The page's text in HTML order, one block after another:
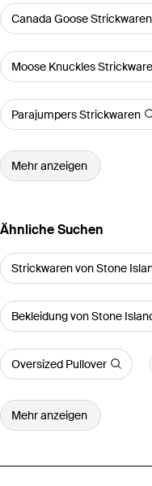
Canada Goose Strickwaren
Moose Knuckles
Parajumpers Strickwaren
Mehr anzeigen
Ähnliche Suchen
Strickwaren von Stone
Bekleidung von Stone
Oversized Pullover
Mehr anzeigen